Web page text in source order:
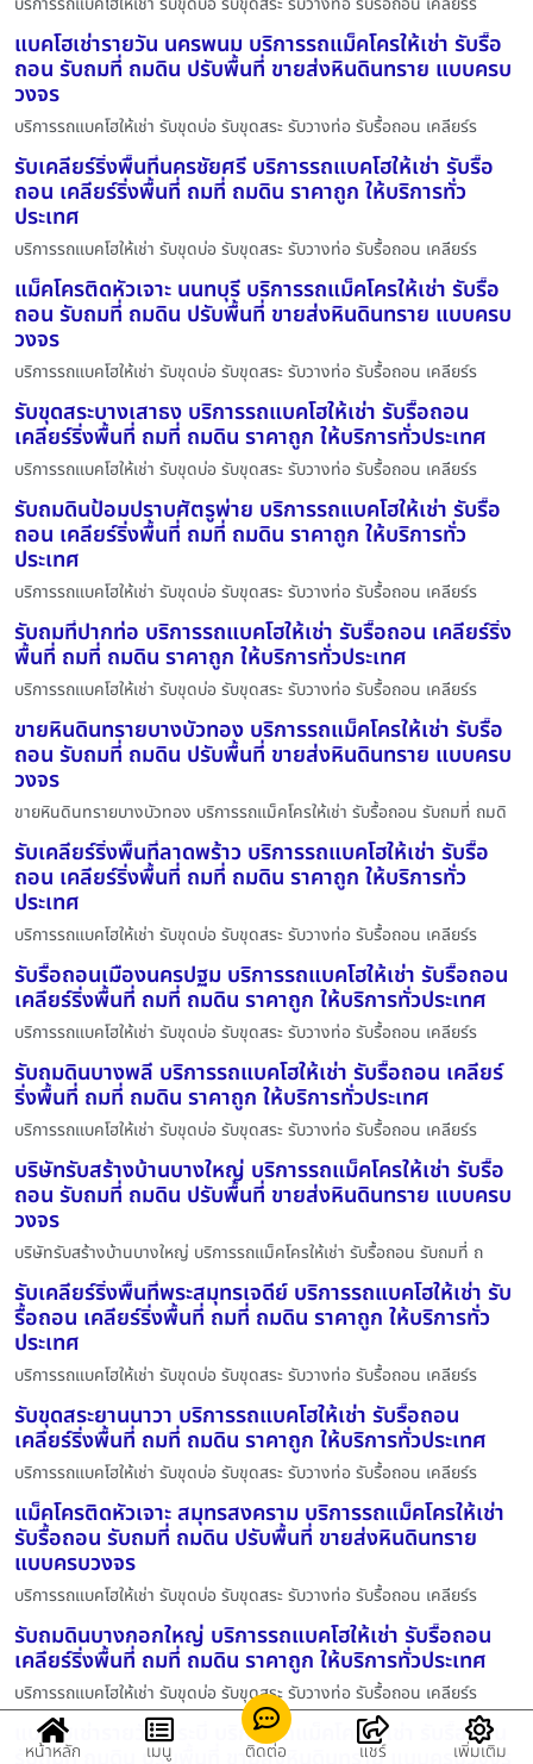
แบคโฮเช่ารายวัน นครพนม บริการรถแม็คโครให้เช่า รับรื้อ
ถอน รับถมที่ ถมดิน ปรับพื้นที่ ขายส่งหินดินทราย แบบครบ
วงจร
บริการรถแบคโฮให้เช่า รับขุดบ่อ รับขุดสระ รับวางท่อ รับรื้อถอน เคลียร์ร
รับเคลียร์ริ่งพื้นที่นครชัยศรี บริการรถแบคโฮให้เช่า รับรื้อ
ถอน เคลียร์ริ่งพื้นที่ ถมที่ ถมดิน ราคาถูก ให้บริการทั่ว
ประเทศ
บริการรถแบคโฮให้เช่า รับขุดบ่อ รับขุดสระ รับวางท่อ รับรื้อถอน เคลียร์ร
แม็คโครติดหัวเจาะ นนทบุรี บริการรถแม็คโครให้เช่า รับรื้อ
ถอน รับถมที่ ถมดิน ปรับพื้นที่ ขายส่งหินดินทราย แบบครบ
วงจร
บริการรถแบคโฮให้เช่า รับขุดบ่อ รับขุดสระ รับวางท่อ รับรื้อถอน เคลียร์ร
รับขุดสระบางเสาธง บริการรถแบคโฮให้เช่า รับรื้อถอน
เคลียร์ริ่งพื้นที่ ถมที่ ถมดิน ราคาถูก ให้บริการทั่วประเทศ
บริการรถแบคโฮให้เช่า รับขุดบ่อ รับขุดสระ รับวางท่อ รับรื้อถอน เคลียร์ร
รับถมดินป้อมปราบศัตรูพ่าย บริการรถแบคโฮให้เช่า รับรื้อ
ถอน เคลียร์ริ่งพื้นที่ ถมที่ ถมดิน ราคาถูก ให้บริการทั่ว
ประเทศ
บริการรถแบคโฮให้เช่า รับขุดบ่อ รับขุดสระ รับวางท่อ รับรื้อถอน เคลียร์ร
รับถมที่ปากท่อ บริการรถแบคโฮให้เช่า รับรื้อถอน เคลียร์ริ่ง
พื้นที่ ถมที่ ถมดิน ราคาถูก ให้บริการทั่วประเทศ
บริการรถแบคโฮให้เช่า รับขุดบ่อ รับขุดสระ รับวางท่อ รับรื้อถอน เคลียร์ร
ขายหินดินทรายบางบัวทอง บริการรถแม็คโครให้เช่า รับรื้อ
ถอน รับถมที่ ถมดิน ปรับพื้นที่ ขายส่งหินดินทราย แบบครบ
วงจร
ขายหินดินทรายบางบัวทอง บริการรถแม็คโครให้เช่า รับรื้อถอน รับถมที่ ถมดิ
รับเคลียร์ริ่งพื้นที่ลาดพร้าว บริการรถแบคโฮให้เช่า รับรื้อ
ถอน เคลียร์ริ่งพื้นที่ ถมที่ ถมดิน ราคาถูก ให้บริการทั่ว
ประเทศ
บริการรถแบคโฮให้เช่า รับขุดบ่อ รับขุดสระ รับวางท่อ รับรื้อถอน เคลียร์ร
รับรื้อถอนเมืองนครปฐม บริการรถแบคโฮให้เช่า รับรื้อถอน
เคลียร์ริ่งพื้นที่ ถมที่ ถมดิน ราคาถูก ให้บริการทั่วประเทศ
บริการรถแบคโฮให้เช่า รับขุดบ่อ รับขุดสระ รับวางท่อ รับรื้อถอน เคลียร์ร
รับถมดินบางพลี บริการรถแบคโฮให้เช่า รับรื้อถอน เคลียร์
ริ่งพื้นที่ ถมที่ ถมดิน ราคาถูก ให้บริการทั่วประเทศ
บริการรถแบคโฮให้เช่า รับขุดบ่อ รับขุดสระ รับวางท่อ รับรื้อถอน เคลียร์ร
บริษัทรับสร้างบ้านบางใหญ่ บริการรถแม็คโครให้เช่า รับรื้อ
ถอน รับถมที่ ถมดิน ปรับพื้นที่ ขายส่งหินดินทราย แบบครบ
วงจร
บริษัทรับสร้างบ้านบางใหญ่ บริการรถแม็คโครให้เช่า รับรื้อถอน รับถมที่ ถ
รับเคลียร์ริ่งพื้นที่พระสมุทรเจดีย์ บริการรถแบคโฮให้เช่า รับ
รื้อถอน เคลียร์ริ่งพื้นที่ ถมที่ ถมดิน ราคาถูก ให้บริการทั่ว
ประเทศ
บริการรถแบคโฮให้เช่า รับขุดบ่อ รับขุดสระ รับวางท่อ รับรื้อถอน เคลียร์ร
รับขุดสระยานนาวา บริการรถแบคโฮให้เช่า รับรื้อถอน
เคลียร์ริ่งพื้นที่ ถมที่ ถมดิน ราคาถูก ให้บริการทั่วประเทศ
บริการรถแบคโฮให้เช่า รับขุดบ่อ รับขุดสระ รับวางท่อ รับรื้อถอน เคลียร์ร
แม็คโครติดหัวเจาะ สมุทรสงคราม บริการรถแม็คโครให้เช่า
รับรื้อถอน รับถมที่ ถมดิน ปรับพื้นที่ ขายส่งหินดินทราย
แบบครบวงจร
บริการรถแบคโฮให้เช่า รับขุดบ่อ รับขุดสระ รับวางท่อ รับรื้อถอน เคลียร์ร
รับถมดินบางกอกใหญ่ บริการรถแบคโฮให้เช่า รับรื้อถอน
เคลียร์ริ่งพื้นที่ ถมที่ ถมดิน ราคาถูก ให้บริการทั่วประเทศ
บริการรถแบคโฮให้เช่า รับขุดบ่อ รับขุดสระ รับวางท่อ รับรื้อถอน เคลียร์ร
แบคโฮเช่ารายวัน กระบี่ บริการรถแม็คโครให้เช่า รับรื้อถอน
หน้าหลัก เมนู ติดต่อ แชร์ เพิ่มเติม